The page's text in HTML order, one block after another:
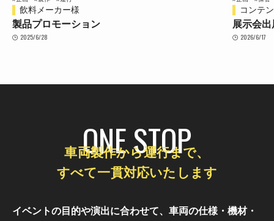
コンテンツ東京 2026
展示会出展
2026/6/17
南鳩ヶ
ステー
2026/4/27
ONE STOP
車両製作から運行まで、
すべて一貫対応いたします
イベントの目的や演出に合わせて、車両の仕様・機材・